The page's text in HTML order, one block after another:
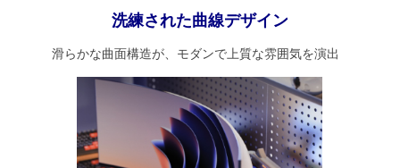
洗練された曲線デザイン
滑らかな曲面構造が、モダンで上質な雰囲気を演出